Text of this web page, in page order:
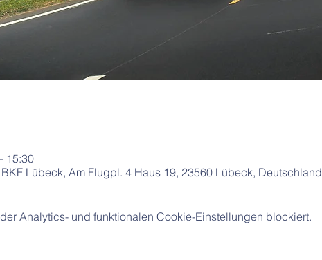
15:30
Lübeck, Am Flugpl. 4 Haus 19, 23560 Lübeck, Deutschland
Analytics- und funktionalen Cookie-Einstellungen blockiert.